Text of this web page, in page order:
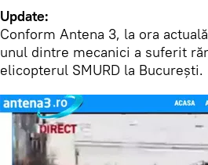
Update:
Conform Antena 3, la ora
unul dintre mecanici a suferit
elicopterul SMURD la București.